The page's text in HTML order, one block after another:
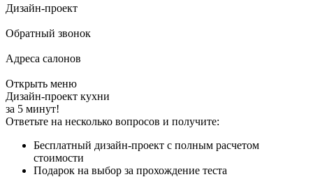
Дизайн-проект
Обратный звонок
Адреса салонов
Открыть меню
Дизайн-проект кухни
за 5 минут!
Ответьте на несколько вопросов и получите:
Бесплатный дизайн-проект с полным расчетом
стоимости
Подарок на выбор за прохождение теста